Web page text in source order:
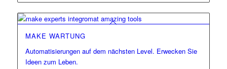
MAKE WARTUNG
Automatisierungen auf dem nächsten Level. Erwecken Sie
Ideen zum Leben.